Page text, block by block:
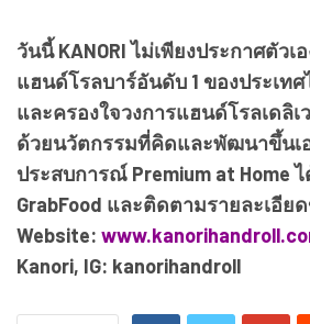
วันนี้ KANORI ไม่เพียงประกาศตัวเ
แฮนด์โรลบาร์อันดับ 1 ของประเท
และครองใจวงการแฮนด์โรลเดลิ
ด้วยนวัตกรรมที่คิดและพัฒนาขึ้นเ
ประสบการณ์ Premium at Home
GrabFood และติดตามรายละเอีย
Website:
Kanori, IG: kanorihandroll